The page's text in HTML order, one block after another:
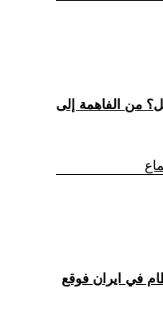
من الفاهمة إلى
في ايران فوقع